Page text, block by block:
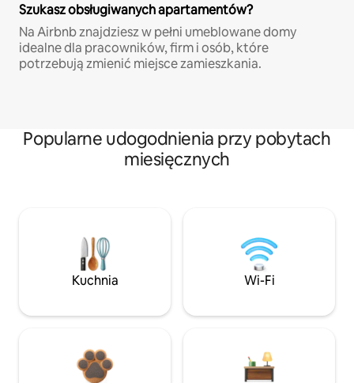
Szukasz obsługiwanych apartamentów?
Na Airbnb znajdziesz w pełni umeblowane domy
idealne dla pracowników, firm i osób, które
potrzebują zmienić miejsce zamieszkania.
Popularne udogodnienia przy pobytach
miesięcznych
Kuchnia Wi-Fi